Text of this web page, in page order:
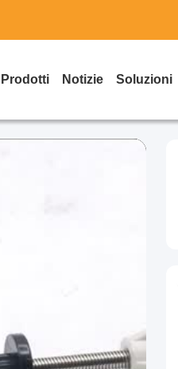
Prodotti Notizie Soluzioni